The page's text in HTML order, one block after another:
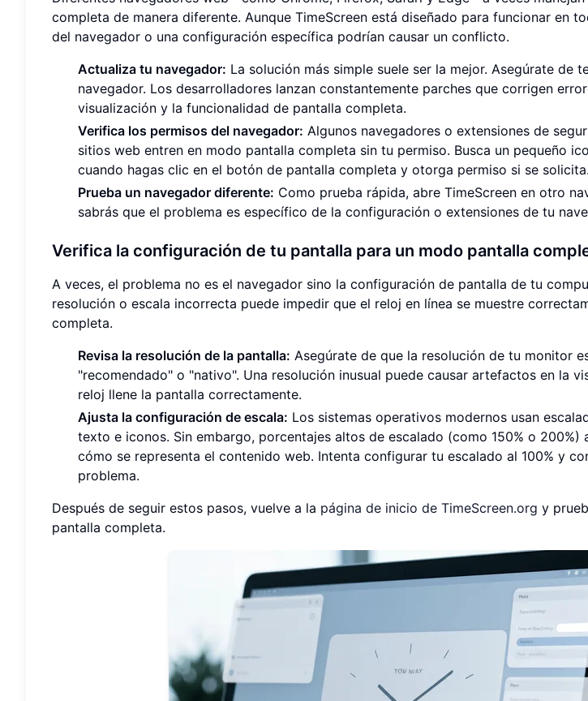
completa de manera diferente. Aunque TimeScreen está diseñado para funcionar en
del navegador o una configuración específica podrían causar un conflicto.
Actualiza tu navegador: La solución más simple suele ser la mejor. Asegúrate de
navegador. Los desarrolladores lanzan constantemente parches que corrigen
visualización y la funcionalidad de pantalla completa.
Verifica los permisos del navegador: Algunos navegadores o extensiones de
sitios web entren en modo pantalla completa sin tu permiso. Busca un pequeño
cuando hagas clic en el botón de pantalla completa y otorga permiso si se solicita.
Prueba un navegador diferente: Como prueba rápida, abre TimeScreen en otro
sabrás que el problema es específico de la configuración o extensiones de tu
Verifica la configuración de tu pantalla para un modo pantalla
A veces, el problema no es el navegador sino la configuración de pantalla de tu
resolución o escala incorrecta puede impedir que el reloj en línea se muestre
completa.
Revisa la resolución de la pantalla: Asegúrate de que la resolución de tu monitor
"recomendado" o "nativo". Una resolución inusual puede causar artefactos en la
reloj llene la pantalla correctamente.
Ajusta la configuración de escala: Los sistemas operativos modernos usan
texto e iconos. Sin embargo, porcentajes altos de escalado (como 150% o
cómo se representa el contenido web. Intenta configurar tu escalado al 100% y
problema.
Después de seguir estos pasos, vuelve a la página de inicio de TimeScreen.org y
pantalla completa.